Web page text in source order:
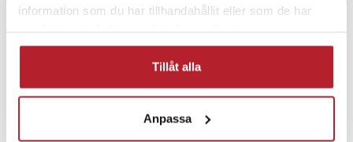
information som du har tillhandahållit eller som de har
Tillåt alla
Anpassa
UTFÖRSÄLJNING